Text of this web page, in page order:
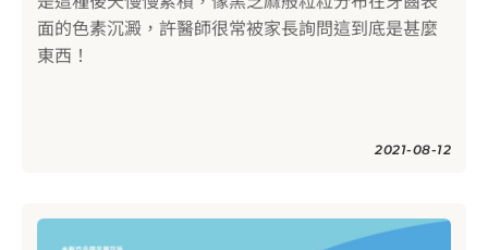
面的色素沉澱，許醫師很常被家長詢問這到底是甚麼
東西！
2021-08-12